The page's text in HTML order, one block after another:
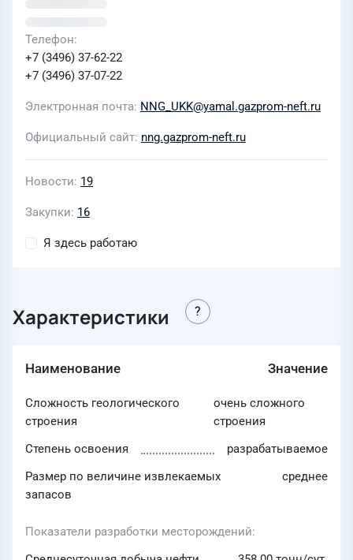
Телефон
+7 (3496) 37-62-22
+7 (3496) 37-07-22
Электронная почта NNG_UKK@yamal.gazprom-neft.ru
Официальный сайт nng.gazprom-neft.ru
Новости 19
Закупки 16
Я здесь работаю
Характеристики
Наименование Значение
Сложность геологического
строения
очень сложного
строения
Степень освоения
разрабатываемое
Размер по величине извлекаемых
запасов
среднее
Показатели разработки месторождений